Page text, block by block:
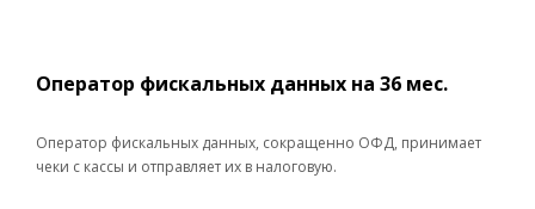
Оператор фискальных данных на 36 мес.
Оператор фискальных данных, сокращенно ОФД, принимает
чеки с кассы и отправляет их в налоговую.